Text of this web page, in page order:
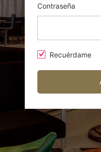
Contraseña
Recuérdame